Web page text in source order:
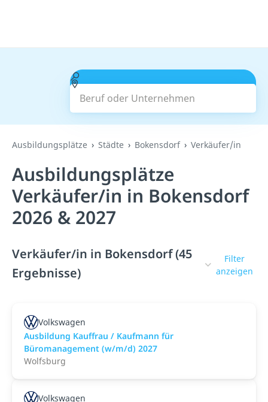
Beruf oder Unternehmen
Suchen
Ausbildungsplätze Städte Bokensdorf Verkäufer/in
Ausbildungsplätze
Verkäufer/in in Bokensdorf
2026 & 2027
Verkäufer/in in Bokensdorf (45
Ergebnisse)
Filter
anzeigen
Volkswagen
Ausbildung Kauffrau / Kaufmann für
Büromanagement (w/m/d) 2027
Wolfsburg
Volkswagen